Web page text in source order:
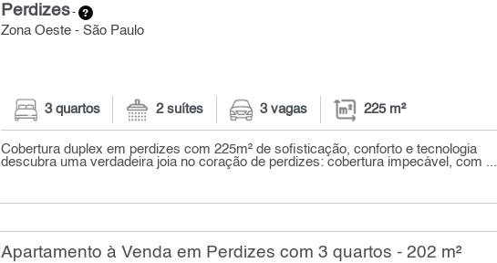
Perdizes-
Zona Oeste - São Paulo
3 quartos 2 suítes 3 vagas 225 m²
Cobertura duplex em perdizes com 225m² de sofisticação, conforto e tecnologia
descubra uma verdadeira joia no coração de perdizes: cobertura impecável, com ...
Apartamento à Venda em Perdizes com 3 quartos - 202 m²